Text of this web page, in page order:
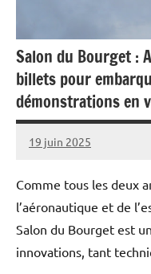
Salon du Bourget :
billets pour
démonstrations en
19 juin 2025
Caporal
Aucun
Comme tous les deux
l’aéronautique et de
Salon du Bourget est
innovations, tant